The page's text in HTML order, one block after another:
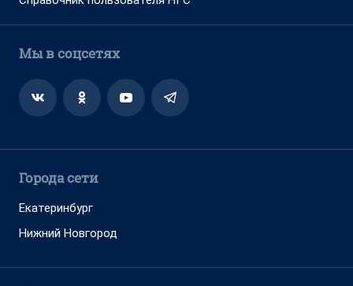
Мы в соцсетях
Города сети
Екатеринбург
Нижний Новгород